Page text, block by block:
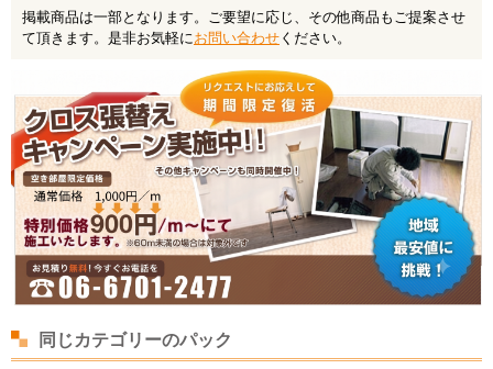
掲載商品は一部となります。ご要望に応じ、その他商品もご提案させ
て頂きます。是非お気軽にお問い合わせ ください。
同じカテゴリーのパック
インフォメーション
会社案内
トピックス
お問い合わせ
プライバシーポリシー
お気軽にお問い合わ
その他の地域に関しましても